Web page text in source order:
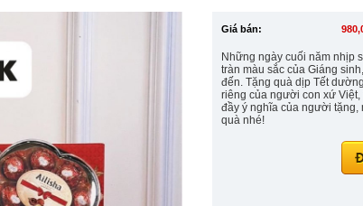
Giá bán:
Những ngày cuối năm nhịp
tràn màu sắc của Giáng
đến. Tặng quà dịp Tết
riêng của người con xứ
đầy ý nghĩa của người tặng,
quà nhé!